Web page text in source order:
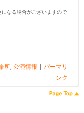
になる場合がございますので
所, 公演情報 | パーマリ
ンク